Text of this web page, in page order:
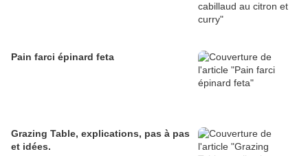
Pain farci épinard feta
Grazing Table, explications, pas à pas
et idées.